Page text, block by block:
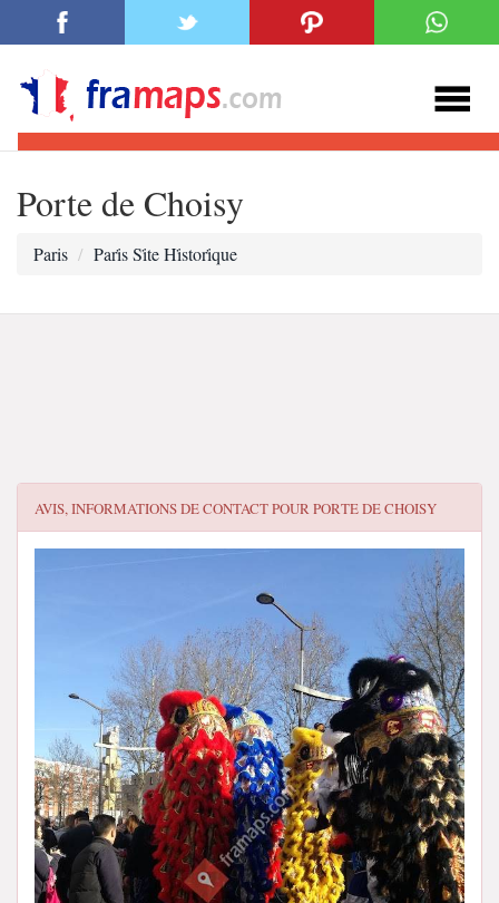
Porte de Choisy
Paris Pari̇s Si̇te Hi̇stori̇que
AVIS, INFORMATIONS DE CONTACT POURPORTE DE CHOISY